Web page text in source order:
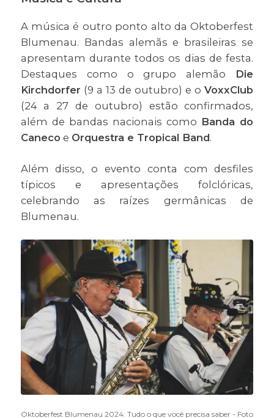
A música é outro ponto alto da Oktoberfest
Blumenau. Bandas alemãs e brasileiras se
apresentam durante todos os dias de festa.
Destaques como o grupo alemão Die
Kirchdorfer (9 a 13 de outubro) e oVoxxClub
(24 a 27 de outubro) estão confirmados,
além de bandas nacionais como Banda do
Caneco e Orquestra e Tropical Band.
Além disso, o evento conta com desfiles
típicos e apresentações folclóricas,
celebrando as raízes germânicas de
Blumenau.
Oktoberfest Blumenau 2024: Tudo o que você precisa saber - Foto